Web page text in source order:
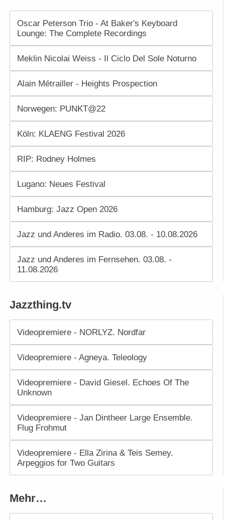
Oscar Peterson Trio - At Baker's Keyboard
Lounge: The Complete Recordings
Meklin Nicolai Weiss - Il Ciclo Del Sole Noturno
Alain Métrailler - Heights Prospection
Norwegen: PUNKT@22
Köln: KLAENG Festival 2026
RIP: Rodney Holmes
Lugano: Neues Festival
Hamburg: Jazz Open 2026
Jazz und Anderes im Radio. 03.08. - 10.08.2026
Jazz und Anderes im Fernsehen. 03.08. -
11.08.2026
Jazzthing.tv
Videopremiere - NORLYZ. Nordfar
Videopremiere - Agneya. Teleology
Videopremiere - David Giesel. Echoes Of The
Unknown
Videopremiere - Jan Dintheer Large Ensemble.
Flug Frohmut
Videopremiere - Ella Zirina & Teis Semey.
Arpeggios for Two Guitars
Mehr…